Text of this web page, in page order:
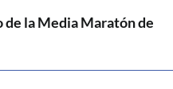
de la Media Maratón de